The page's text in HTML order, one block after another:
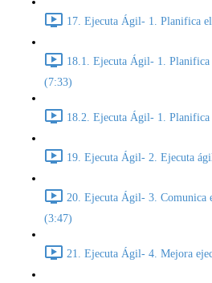
17. Ejecuta Ágil- 1. Planifica
18.1. Ejecuta Ágil- 1. Planifica
(7:33)
18.2. Ejecuta Ágil- 1. Planifica
19. Ejecuta Ágil- 2. Ejecuta
20. Ejecuta Ágil- 3. Comunica
(3:47)
21. Ejecuta Ágil- 4. Mejora